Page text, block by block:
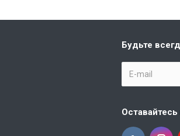
Будьте
Оставайтесь